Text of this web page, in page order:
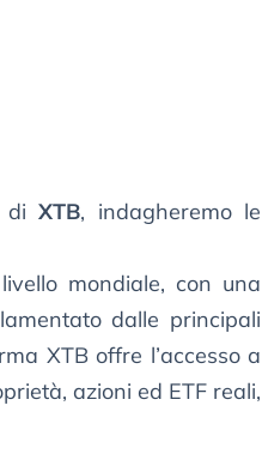
diXTB, indagheremo le
mondiale, con una
dalle principali
XTB offre l’accesso a
azioni ed ETF reali,